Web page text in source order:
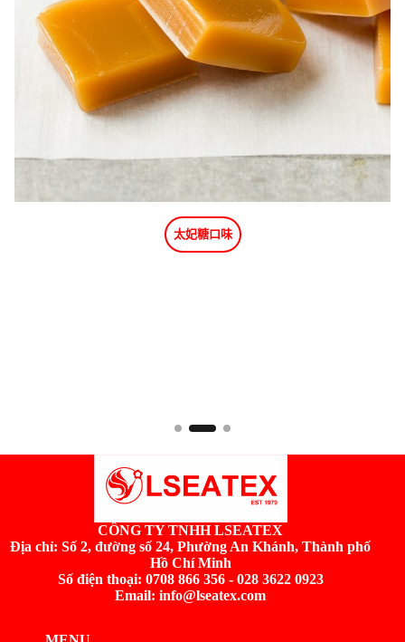
太妃糖口味
CÔNG TY TNHH LSEATEX
Địa chỉ: Số 2, đường số 24, Phường An Khánh, Thành phố
Hồ Chí Minh
Số điện thoại: 0708 866 356 - 028 3622 0923
Email: info@lseatex.com